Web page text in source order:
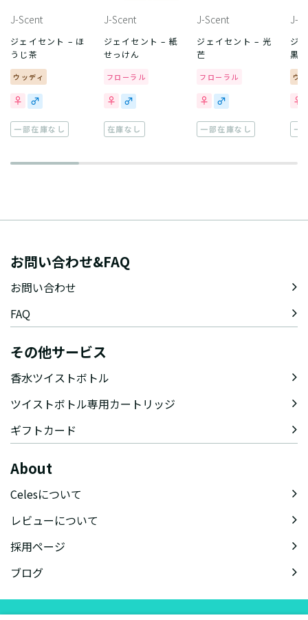
J-Scent
ジェイセント – ほ
うじ茶
ウッディ
一部在庫なし
J-Scent
ジェイセント – 紙
せっけん
フローラル
在庫なし
J-Scent
ジェイセント – 光
芒
フローラル
一部在庫なし
J-
ジ
黒革
ウ
一
お問い合わせ&FAQ
お問い合わせ
FAQ
その他サービス
香水ツイストボトル
ツイストボトル専用カートリッジ
ギフトカード
About
Celesについて
レビューについて
採用ページ
ブログ